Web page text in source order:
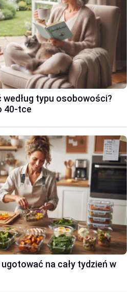
typu osobowości?
40-tce
na cały tydzień w